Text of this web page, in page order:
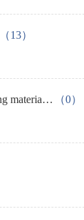
（13）
包裝材料及設備 Packaging materials and equipment （0）